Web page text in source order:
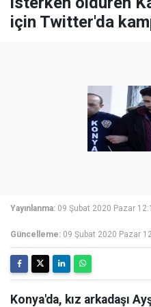
için Twitter'da
Yayınlanma: 09 Şubat 2020 Pazar
Güncelleme: 09 Şubat 2020 Pazar
Konya'da, kız arkadaşı